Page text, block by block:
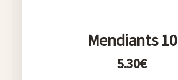
Mendiants 10
5.30€